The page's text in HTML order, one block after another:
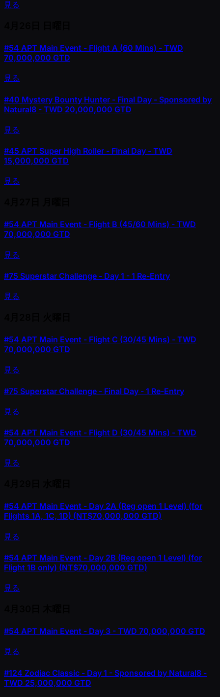
見る
#54 APT Main Event - Flight A (60 Mins) - TWD
70,000,000 GTD
見る
#40 Mystery Bounty Hunter - Final Day - Sponsored by
Natural8 - TWD 20,000,000 GTD
見る
#45 APT Super High Roller - Final Day - TWD
15,000,000 GTD
見る
#54 APT Main Event - Flight B (45/60 Mins) - TWD
70,000,000 GTD
見る
#75 Superstar Challenge - Day 1 - 1 Re-Entry
見る
#54 APT Main Event - Flight C (30/45 Mins) - TWD
70,000,000 GTD
見る
#75 Superstar Challenge - Final Day - 1 Re-Entry
見る
#54 APT Main Event - Flight D (30/45 Mins) - TWD
70,000,000 GTD
見る
#54 APT Main Event - Day 2A (Reg open 1 Level) (for
Flights 1A, 1C, 1D) (NT$70,000,000 GTD)
見る
#54 APT Main Event - Day 2B (Reg open 1 Level) (for
Flight 1B only) (NT$70,000,000 GTD)
見る
#54 APT Main Event - Day 3 - TWD 70,000,000 GTD
見る
#124 Zodiac Classic - Day 1 - Sponsored by Natural8 -
TWD 25,000,000 GTD